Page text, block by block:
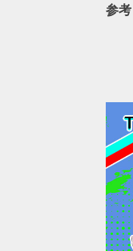
参考